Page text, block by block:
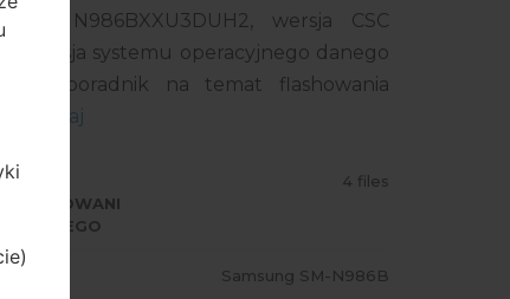
N986BXXU3DUH2, wersja CSC
Wersja systemu operacyjnego danego
poradnik na temat flashowania
tutaj
4 files
Samsung SM-N986B